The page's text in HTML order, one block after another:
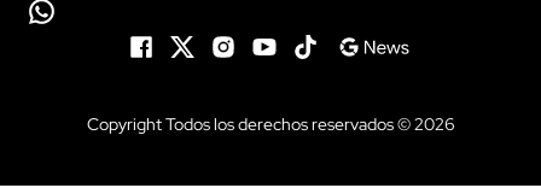
Copyright Todos los derechos reservados © 2026